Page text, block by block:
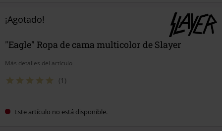
¡Agotado!
"Eagle" Ropa de cama multicolor de Slayer
Más detalles del artículo
(1)
Este artículo no está disponible.